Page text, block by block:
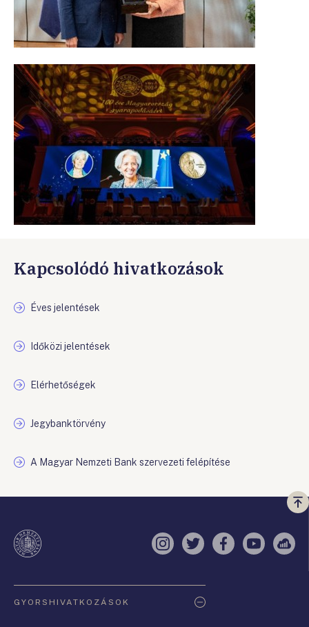
Kapcsolódó hivatkozások
Éves jelentések
Időközi jelentések
Elérhetőségek
Jegybanktörvény
A Magyar Nemzeti Bank szervezeti felépítése
a
Instagram
TwitterFacebook
YouTube
GYORSHIVATKOZÁSOK